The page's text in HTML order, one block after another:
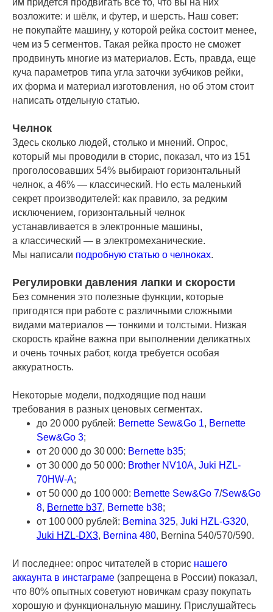
им придется продвигать все то, что вы на них
возложите: и шёлк, и футер, и шерсть. Наш совет:
не покупайте машину, у которой рейка состоит менее,
чем из 5 сегментов. Такая рейка просто не сможет
продвинуть многие из материалов. Есть, правда, еще
куча параметров типа угла заточки зубчиков рейки,
их форма и материал изготовления, но об этом стоит
написать отдельную статью.
Челнок
Здесь сколько людей, столько и мнений. Опрос,
который мы проводили в сторис, показал, что из 151
проголосовавших 54% выбирают горизонтальный
челнок, а 46% — классический. Но есть маленький
секрет производителей: как правило, за редким
исключением, горизонтальный челнок
устанавливается в электронные машины,
а классический — в электромеханические.
Мы написали подробную статью о челноках.
Регулировки давления лапки и скорости
Без сомнения это полезные функции, которые
пригодятся при работе с различными сложными
видами материалов — тонкими и толстыми. Низкая
скорость крайне важна при выполнении деликатных
и очень точных работ, когда требуется особая
аккуратность.
Некоторые модели, подходящие под наши
требования в разных ценовых сегментах.
до 20 000 рублей: Bernette Sew&Go 1, Bernette
Sew&Go 3;
от 20 000 до 30 000: Bernette b35;
от 30 000 до 50 000: Brother NV10A, Juki HZL-
70HW-A;
от 50 000 до 100 000: Bernette Sew&Go 7/Sew&Go
8, Bernette b37, Bernette b38;
от 100 000 рублей: Bernina 325, Juki HZL-G320,
Juki HZL-DX3, Bernina 480, Bernina 540/570/590.
И последнее: опрос читателей в сторис нашего
аккаунта в инстаграме (запрещена в России) показал,
что 80% опытных советуют новичкам сразу покупать
хорошую и функциональную машину. Прислушайтесь